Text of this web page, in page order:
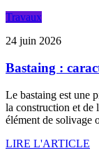
Travaux
24 juin 2026
Bastaing :
Le bastaing est une
la construction et de
élément de solivage
LIRE L'ARTICLE